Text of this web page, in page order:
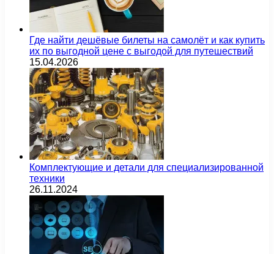
Где найти дешёвые билеты на самолёт и как купить
их по выгодной цене с выгодой для путешествий
15.04.2026
Комплектующие и детали для специализированной
техники
26.11.2024